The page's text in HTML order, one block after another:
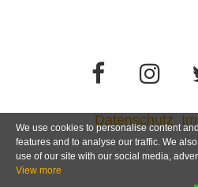
Datenschutz
We use cookies to personalise content
features and to analyse our traffic. We
use of our site with our social media,
View more